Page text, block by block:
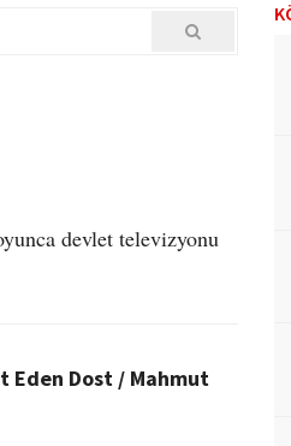
devlet televizyonu
Eden Dost / Mahmut